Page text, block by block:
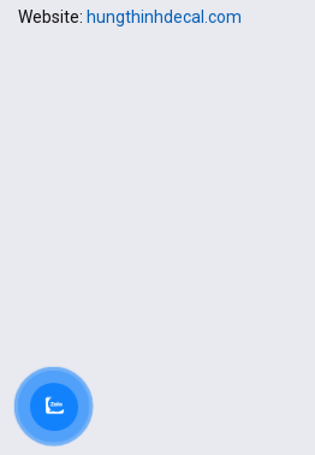
Website: hungthinhdecal.com